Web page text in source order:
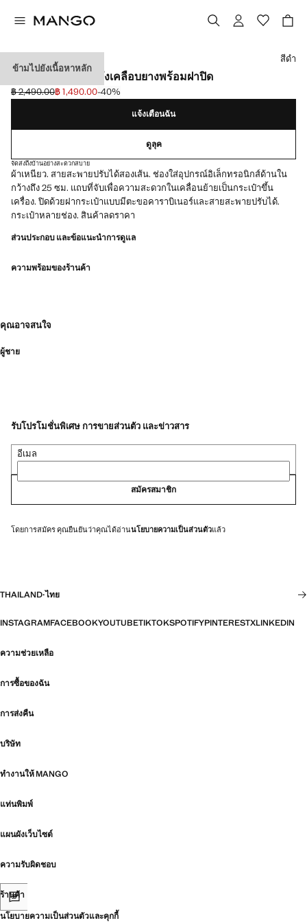
ข้ามไปยังเนื้อหาหลัก
กระเป๋าเป้สะพายหลังเคลือบยางพร้อมฝาปิด
ลดราคาเริ่มต้น [฿ 2,490.00 ]
฿ 2,490.00
ราคาปัจจุบัน [฿ 1,490.00 ]
฿ 1,490.00-40%
เลือกสี
สีดำ
แจ้งเตือนฉัน
ดูลุค
จัดส่งถึงบ้านอย่างสะดวกสบาย
ผ้าเหนียว. สายสะพายปรับได้สองเส้น. ช่องใส่อุปกรณ์อิเล็กทรอนิกส์ด้านใน
กว้างถึง 25 ซม. แถบที่จับเพื่อความสะดวกในเคลื่อนย้ายเป็นกระเป๋าขึ้น
เครื่อง. ปิดด้วยฝากระเป๋าแบบมีตะขอคาราบิเนอร์และสายสะพายปรับได้.
กระเป๋าหลายช่อง. สินค้าลดราคา
ส่วนประกอบ และข้อแนะนำการดูแล
ความพร้อมของร้านค้า
คุณอาจสนใจ
ผู้ชาย
รับโปรโมชั่นพิเศษ การขายส่วนตัว และข่าวสาร
อีเมล
สมัครสมาชิก
โดยการสมัคร คุณยืนยันว่าคุณได้อ่านนโยบายความเป็นส่วนตัวแล้ว
THAILAND·ไทย
INSTAGRAMFACEBOOKYOUTUBETIKTOKSPOTIFYPINTERESTXLINKEDIN
ความช่วยเหลือ
การซื้อของฉัน
การส่งคืน
บริษัท
ทำงานให้ MANGO
แท่นพิมพ์
แผนผังเว็บไซต์
ความรับผิดชอบ
ร้านค้า
นโยบายความเป็นส่วนตัวและคุกกี้